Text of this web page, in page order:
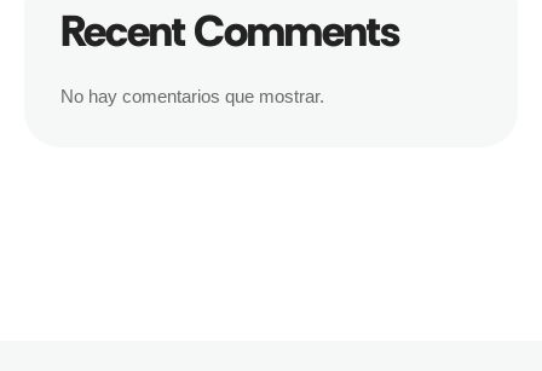
Recent Comments
No hay comentarios que mostrar.